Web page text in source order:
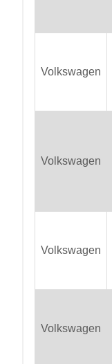
Volkswagen
Volkswagen
Volkswagen
Volkswagen